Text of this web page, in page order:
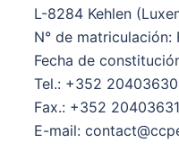
L-8284 Kehlen
N° de matriculación:
Fecha de
Tel.: +352 20403630
Fax.: +352 20403631
E-mail: